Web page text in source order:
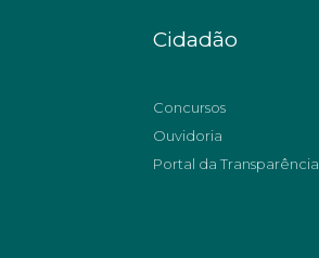
Cidadão
Concursos
Ouvidoria
Portal da Transparência